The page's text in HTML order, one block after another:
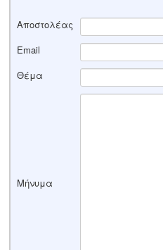
Αποστολέας
Email
Θέμα
Μήνυμα